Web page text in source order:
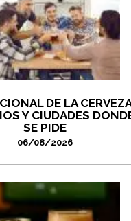
DE LA
Y CIUDADES
SE PIDE
06/08/2026